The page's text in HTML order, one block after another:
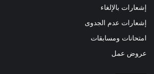
إشعارات بالإلغاء
إشعارات عدم الجدوى
امتحانات ومسابقات
عروض عمل